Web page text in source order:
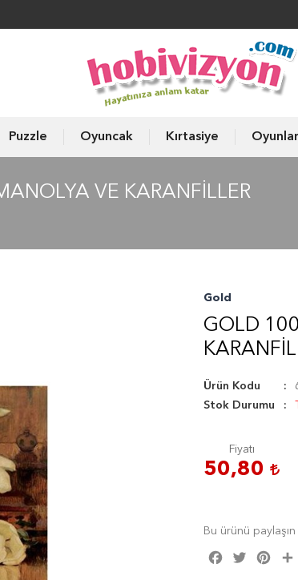
Puzzle Oyuncak Kırtasiye Oyunlar
VE KARANFILLER
Gold
GOLD
Ürün Kodu
Stok Durumu
Fiyatı
50,80
Bu ürünü paylaşın
Facebook
Twitter